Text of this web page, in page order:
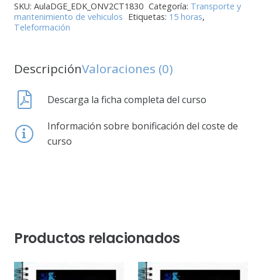
SKU: AulaDGE_EDK_ONV2CT1830 Categoría: Transporte y
mantenimiento de vehiculos Etiquetas: 15 horas,
Teleformación
DescripciónValoraciones (0)
Descarga la ficha completa del curso
Información sobre bonificación del coste de
curso
Productos relacionados